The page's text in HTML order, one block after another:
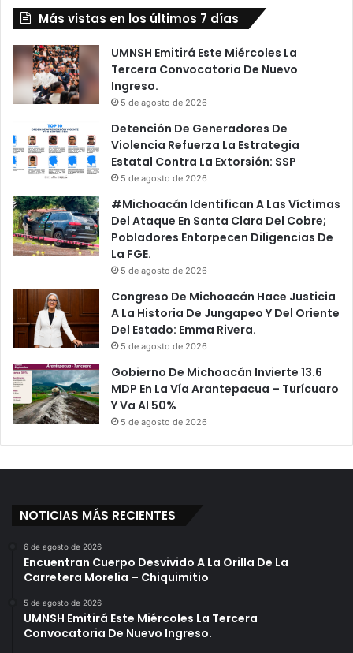
Más vistas en los últimos 7 días
UMNSH Emitirá Este Miércoles La
Tercera Convocatoria De Nuevo
Ingreso.
5 de agosto de 2026
Detención De Generadores De
Violencia Refuerza La Estrategia
Estatal Contra La Extorsión: SSP
5 de agosto de 2026
#Michoacán Identifican A Las Víctimas
Del Ataque En Santa Clara Del Cobre;
Pobladores Entorpecen Diligencias De
La FGE.
5 de agosto de 2026
Congreso De Michoacán Hace Justicia
A La Historia De Jungapeo Y Del Oriente
Del Estado: Emma Rivera.
5 de agosto de 2026
Gobierno De Michoacán Invierte 13.6
MDP En La Vía Arantepacua – Turícuaro
Y Va Al 50%
5 de agosto de 2026
NOTICIAS MÁS RECIENTES
6 de agosto de 2026
Encuentran Cuerpo Desvivido A La Orilla De La
Carretera Morelia – Chiquimitio
5 de agosto de 2026
UMNSH Emitirá Este Miércoles La Tercera
Convocatoria De Nuevo Ingreso.